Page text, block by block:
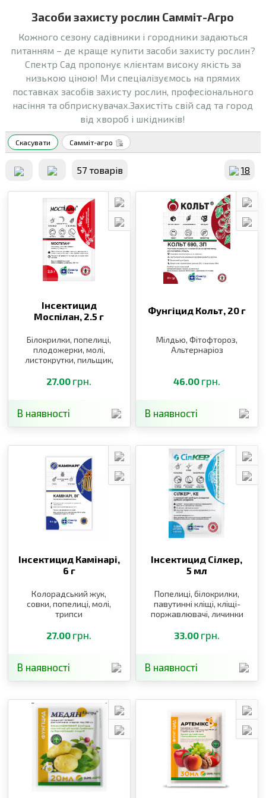
Засоби захисту рослин Самміт-Агро
Кожного сезону садівники і городники задаються
питанням – де краще купити засоби захисту рослин?
Спектр Сад пропонує клієнтам високу якість за
низькою ціною! Ми спеціалізуємось на прямих
поставках засобів захисту рослин, професіонального
насіння та обприскувачах.Захистіть свій сад та город
від хвороб і шкідників!
Скасувати Самміт-агро
57 товарiв 18
Інсектицид
Моспілан, 2.5 г
Білокрилки, попелиці,
плодожерки, молі,
листокрутки, пильщик,
трипси, п’явиці,
довгоносики, саранові
27.00 грн.
В наявності
Фунгіцид Кольт, 20 г
Мілдью, Фітофтороз,
Альтернаріоз
46.00 грн.
В наявності
Інсектицид Камінарі,
6 г
Колорадський жук,
совки, попелиці, молі,
трипси
27.00 грн.
В наявності
Інсектицид Сілкер,
5 мл
Попелиці, білокрилки,
павутинні кліщі, кліщі-
поржавлювачі, личинки
тютюновий трипс
33.00 грн.
В наявності